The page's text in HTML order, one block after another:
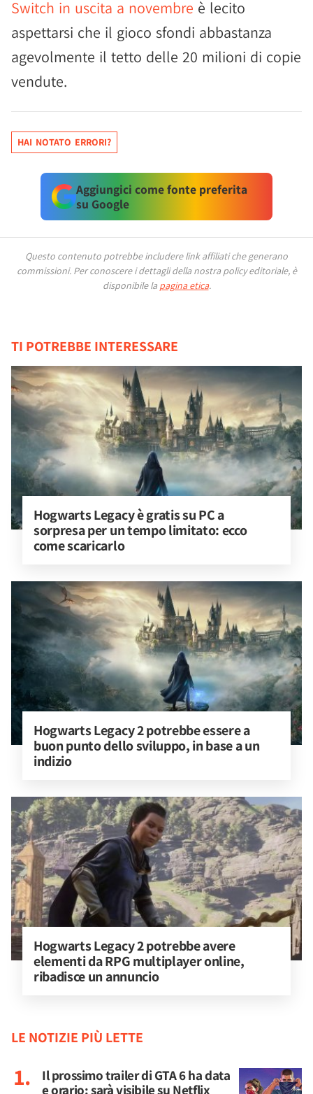
Switch in uscita a novembre è lecito
aspettarsi che il gioco sfondi abbastanza
agevolmente il tetto delle 20 milioni di copie
vendute.
HAI NOTATO ERRORI?
Aggiungici come fonte preferita
su Google
Questo contenuto potrebbe includere link affiliati che generano
commissioni. Per conoscere i dettagli della nostra policy editoriale, è
disponibile la pagina etica.
TI POTREBBE INTERESSARE
Hogwarts Legacy è gratis su PC a
sorpresa per un tempo limitato: ecco
come scaricarlo
Hogwarts Legacy 2 potrebbe essere a
buon punto dello sviluppo, in base a un
indizio
Hogwarts Legacy 2 potrebbe avere
elementi da RPG multiplayer online,
ribadisce un annuncio
LE NOTIZIE PIÙ LETTE
Il prossimo trailer di GTA 6 ha data
e orario: sarà visibile su Netflix